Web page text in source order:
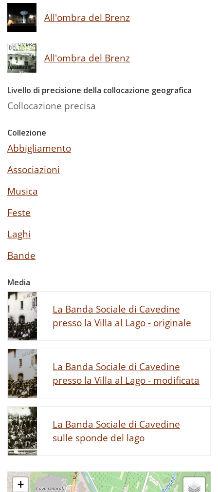
All'ombra del Brenz
All'ombra del Brenz
Livello di precisione della collocazione geografica
Collocazione precisa
Collezione
Abbigliamento
Associazioni
Musica
Feste
Laghi
Bande
Media
La Banda Sociale di Cavedine
presso la Villa al Lago - originale
La Banda Sociale di Cavedine
presso la Villa al Lago - modificata
La Banda Sociale di Cavedine
sulle sponde del lago
+